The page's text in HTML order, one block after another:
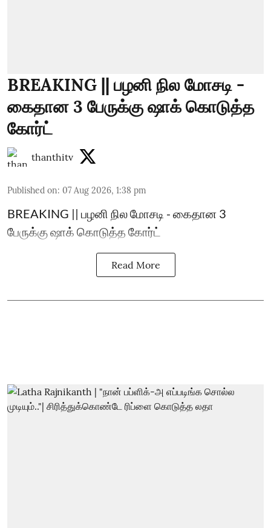
BREAKING || பழனி நில மோசடி -
கைதான 3 பேருக்கு ஷாக் கொடுத்த
கோர்ட்
thanthitv
Published on: 07 Aug 2026, 1:38 pm
BREAKING || பழனி நில மோசடி - கைதான 3
பேருக்கு ஷாக் கொடுத்த கோர்ட்
Read More